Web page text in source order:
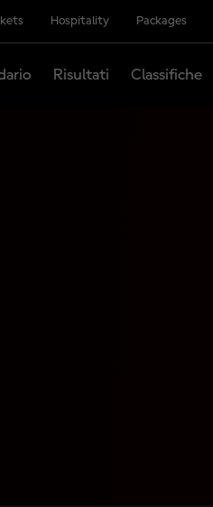
Hospitality Packages
Risultati Classifiche